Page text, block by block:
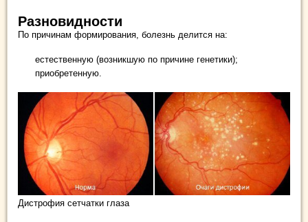
Разновидности
По причинам формирования, болезнь делится на:
естественную (возникшую по причине генетики);
приобретенную.
Дистрофия сетчатки глаза